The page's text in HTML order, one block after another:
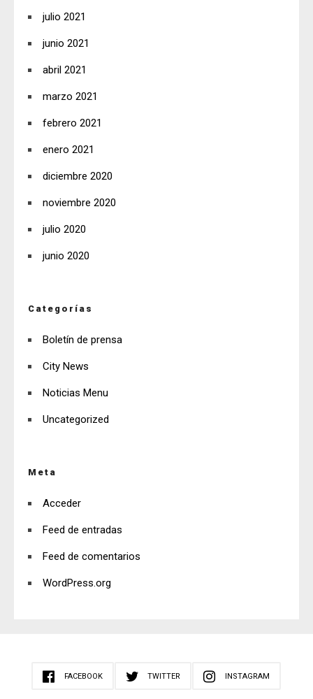
julio 2021
junio 2021
abril 2021
marzo 2021
febrero 2021
enero 2021
diciembre 2020
noviembre 2020
julio 2020
junio 2020
Categorías
Boletín de prensa
City News
Noticias Menu
Uncategorized
Meta
Acceder
Feed de entradas
Feed de comentarios
WordPress.org
FACEBOOK TWITTER INSTAGRAM